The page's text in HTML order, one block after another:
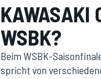
KAWASAKI
WSBK?
Beim WSBK-
spricht von